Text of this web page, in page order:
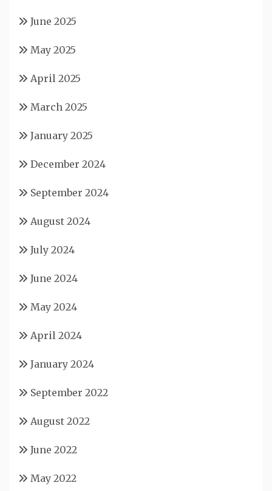
June 2025
May 2025
April 2025
March 2025
January 2025
December 2024
September 2024
August 2024
July 2024
June 2024
May 2024
April 2024
January 2024
September 2022
August 2022
June 2022
May 2022